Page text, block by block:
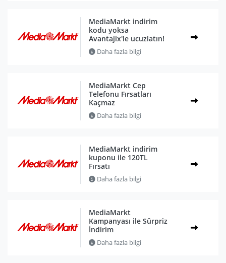
MediaMarkt indirim
kodu yoksa
Avantajix'le ucuzlatın!
Daha fazla bilgi
MediaMarkt Cep
Telefonu Fırsatları
Kaçmaz
Daha fazla bilgi
MediaMarkt indirim
kuponu ile 120TL
Fırsatı
Daha fazla bilgi
MediaMarkt
Kampanyası ile Sürpriz
İndirim
Daha fazla bilgi